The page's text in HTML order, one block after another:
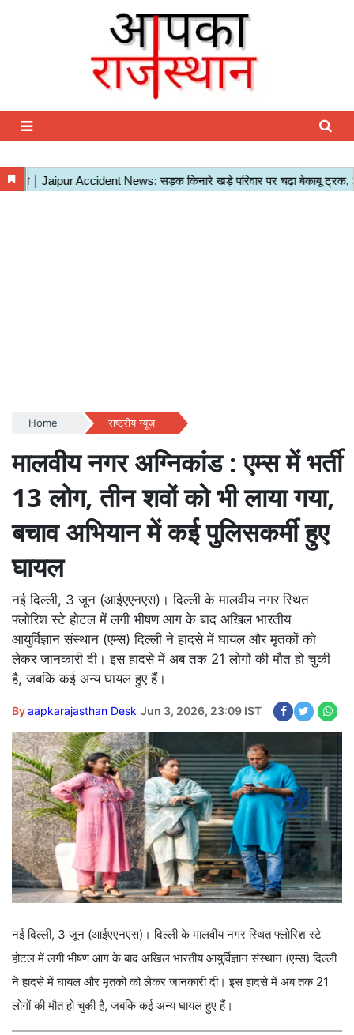
Home राष्ट्रीय न्यूज़
मालवीय नगर अग्निकांड : एम्स में भर्ती
13 लोग, तीन शवों को भी लाया गया,
बचाव अभियान में कई पुलिसकर्मी हुए
घायल
नई दिल्ली, 3 जून (आईएएनएस)। दिल्ली के मालवीय नगर स्थित
फ्लोरिश स्टे होटल में लगी भीषण आग के बाद अखिल भारतीय
आयुर्विज्ञान संस्थान (एम्स) दिल्ली ने हादसे में घायल और मृतकों को
लेकर जानकारी दी। इस हादसे में अब तक 21 लोगों की मौत हो चुकी
है, जबकि कई अन्य घायल हुए हैं।
Byaapkarajasthan Desk Jun 3, 2026, 23:09 IST
नई दिल्ली, 3 जून (आईएएनएस)। दिल्ली के मालवीय नगर स्थित फ्लोरिश स्टे
होटल में लगी भीषण आग के बाद अखिल भारतीय आयुर्विज्ञान संस्थान (एम्स) दिल्ली
ने हादसे में घायल और मृतकों को लेकर जानकारी दी। इस हादसे में अब तक 21
लोगों की मौत हो चुकी है, जबकि कई अन्य घायल हुए हैं।